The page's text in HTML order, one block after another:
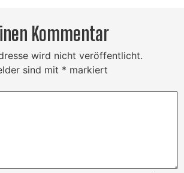
Kommentar
wird nicht veröffentlicht.
sind mit * markiert